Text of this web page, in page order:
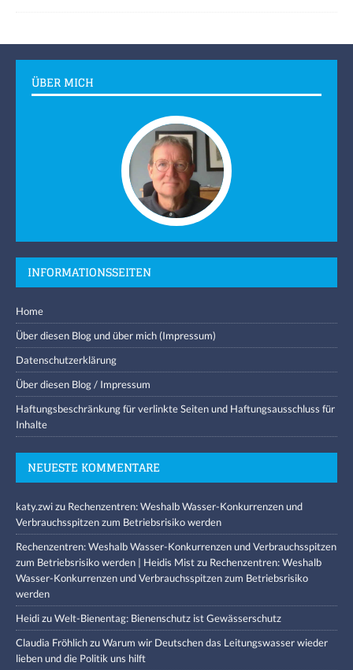
ÜBER MICH
INFORMATIONSSEITEN
Home
Über diesen Blog und über mich (Impressum)
Datenschutzerklärung
Über diesen Blog / Impressum
Haftungsbeschränkung für verlinkte Seiten und Haftungsausschluss für
Inhalte
NEUESTE KOMMENTARE
katy.zwizu Rechenzentren: Weshalb Wasser-Konkurrenzen und
Verbrauchsspitzen zum Betriebsrisiko werden
Rechenzentren: Weshalb Wasser-Konkurrenzen und Verbrauchsspitzen
zum Betriebsrisiko werden | Heidis Mistzu Rechenzentren: Weshalb
Wasser-Konkurrenzen und Verbrauchsspitzen zum Betriebsrisiko
werden
HeidizuWelt-Bienentag: Bienenschutz ist Gewässerschutz
Claudia FröhlichzuWarum wir Deutschen das Leitungswasser wieder
lieben und die Politik uns hilft